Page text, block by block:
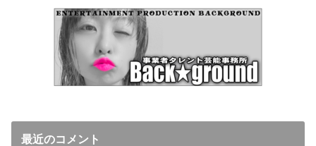
最近のコメント